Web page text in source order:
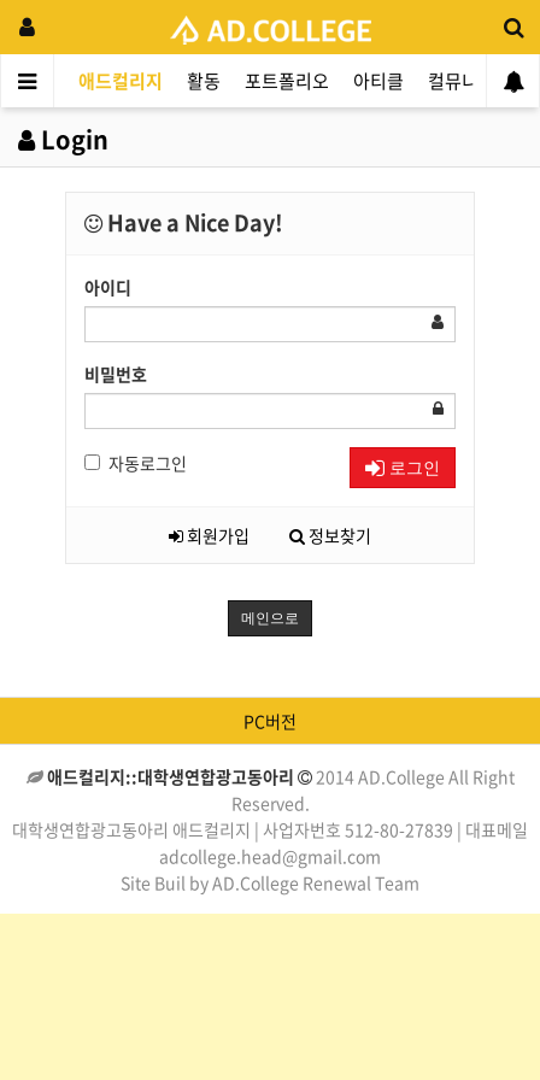
애드컬리지 활동 포트폴리오 아티클 컬뮤니티
Login
Have a Nice Day!
아이디
비밀번호
자동로그인 로그인
회원가입 정보찾기
메인으로
PC버전
애드컬리지::대학생연합광고동아리
2014 AD.College All Right
Reserved.
대학생연합광고동아리 애드컬리지 | 사업자번호 512-80-27839 | 대표메일
adcollege.head@gmail.com
Site Buil by AD.College Renewal Team